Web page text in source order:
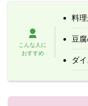
料
豆
ダ